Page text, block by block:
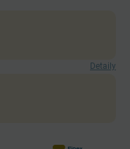
Detaily